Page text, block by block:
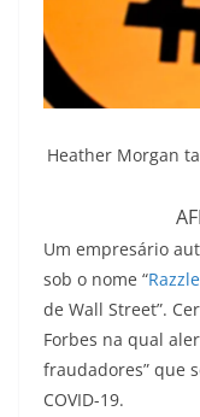
Heather Morgan
Um empresário
sob o nome “
de Wall Street”.
Forbes na qual
fraudadores” que
COVID-19.